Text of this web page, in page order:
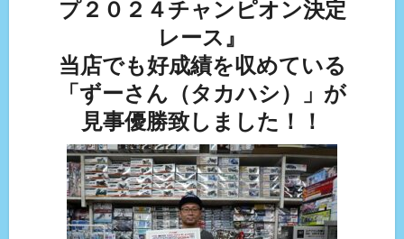
プ２０２４チャンピオン決定
レース』
当店でも好成績を収めている
「ずーさん（タカハシ）」が
見事優勝致しました！！